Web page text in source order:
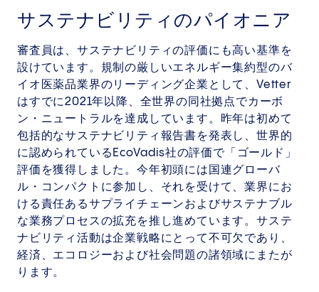
サステナビリティのパイオニア
審査員は、サステナビリティの評価にも高い基準を
設けています。規制の厳しいエネルギー集約型のバ
イオ医薬品業界のリーディング企業として、Vetter
はすでに2021年以降、全世界の同社拠点でカーボ
ン・ニュートラルを達成しています。昨年は初めて
包括的なサステナビリティ報告書を発表し、世界的
に認められているEcoVadis社の評価で「ゴールド」
評価を獲得しました。今年初頭には国連グローバ
ル・コンパクトに参加し、それを受けて、業界にお
ける責任あるサプライチェーンおよびサステナブル
な業務プロセスの拡充を推し進めています。サステ
ナビリティ活動は企業戦略にとって不可欠であり、
経済、エコロジーおよび社会問題の諸領域にまたが
ります。